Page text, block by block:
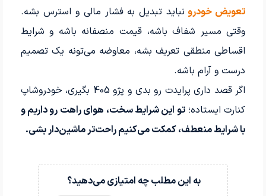
تعویض خودرو نباید تبدیل به فشار مالی و استرس بشه.
وقتی مسیر شفاف باشه، قیمت منصفانه باشه و شرایط
اقساطی منطقی تعریف بشه، معاوضه می‌تونه یک تصمیم
درست و آرام باشه.
اگر قصد داری پرایدت رو بدی و پژو 405 بگیری، خودروشاپ
کنارت ایستاده؛تو این شرایط سخت، هوای راهت رو داریم و
با شرایط منعطف، کمکت می‌کنیم راحت‌تر ماشین‌دار بشی.
به این مطلب چه امتیازی می‌دهید؟